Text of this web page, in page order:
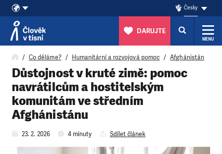
Přeskočit na obsah
Česky
DARUJTE
MENU
Co děláme? Humanitární a rozvojová pomoc Afghánistán
Důstojnost v kruté zimě: pomoc
navrátilcům a hostitelským
komunitám ve středním
Afghánistánu
23. 2. 2026 4 minuty Sdílet článek